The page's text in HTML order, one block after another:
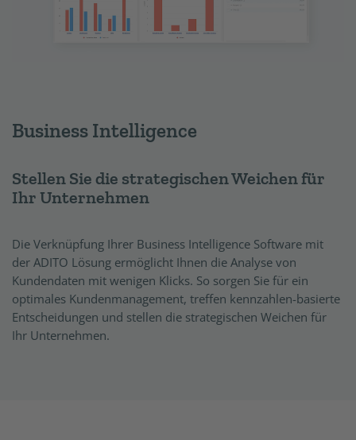
Business Intelligence
Stellen Sie die strategischen Weichen für
Ihr Unternehmen
Die Verknüpfung Ihrer Business Intelligence Software mit
der ADITO Lösung ermöglicht Ihnen die Analyse von
Kundendaten mit wenigen Klicks. So sorgen Sie für ein
optimales Kundenmanagement, treffen kennzahlen-basierte
Entscheidungen und stellen die strategischen Weichen für
Ihr Unternehmen.